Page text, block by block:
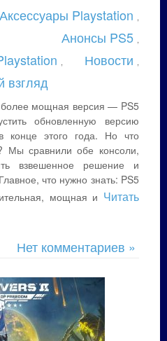
Аксессуары Playstation
Анонсы PS5
Новости
взгляд
более мощная версия — PS5
обновленную версию
конце этого года. Но что
Мы сравнили обе консоли,
взвешенное решение и
что нужно знать: PS5
мощная и Читать
Нет комментариев »